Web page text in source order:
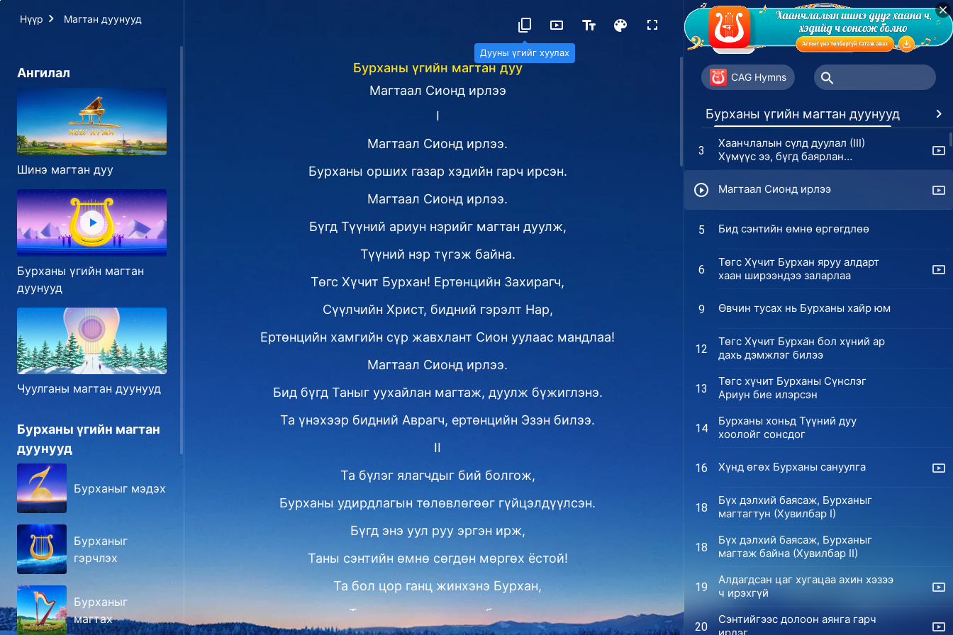
Нүүр Магтан дуунууд
Ангилал
Шинэ магтан дуу
Бурханы үгийн магтан
дуунууд
Чуулганы магтан дуунууд
Бурханы үгийн магтан
дуунууд
Бурханыг мэдэх
Бурханыг
гэрчлэх
Бурханыг
магтах
Бурханы үгийн магтан дуу
Магтаал Сионд ирлээ
I
Магтаал Сионд ирлээ.
Бурханы орших газар хэдийн гарч ирсэн.
Магтаал Сионд ирлээ.
Бүгд Түүний ариун нэрийг магтан дуулж,
Түүний нэр түгэж байна.
Төгс Хүчит Бурхан! Ертөнцийн Захирагч,
Сүүлчийн Христ, бидний гэрэлт Нар,
Ертөнцийн хамгийн сүр жавхлант Сион уулаас мандлаа!
Магтаал Сионд ирлээ.
Бид бүгд Таныг уухайлан магтаж, дуулж бүжиглэнэ.
Та үнэхээр бидний Аврагч, ертөнцийн Эзэн билээ.
II
Та бүлэг ялагчдыг бий болгож,
Бурханы удирдлагын төлөвлөгөөг гүйцэлдүүлсэн.
Бүгд энэ уул руу эргэн ирж,
Таны сэнтийн өмнө сөгдөн мөргөх ёстой!
Та бол цор ганц жинхэнэ Бурхан,
Та алдар суут, эрхэм билээ.
CAG Hymns
Бурханы үгийн магтан дуунууд
1
Хаанчлалын сүлд дуулал (I)
Хаанчлал дэлхий дээр бууж
ирлээ
Бурхан ирлээ, Бурхан бол хаан
3
Хаанчлалын сүлд дуулал (III)
Хүмүүс ээ, бүгд баярлан
хашхирцгаа
Магтаал Сионд ирлээ
5 Бид сэнтийн өмнө өргөгдлөө
6
Төгс Хүчит Бурхан яруу алдарт
хаан ширээндээ заларлаа
9 Өвчин тусах нь Бурханы хайр юм
12
Төгс Хүчит Бурхан бол хүний ар
дахь дэмжлэг билээ
13
Төгс хүчит Бурханы Сүнслэг
Ариун бие илэрсэн
14
Бурханы хоньд Түүний дуу
хоолойг сонсдог
16 Хүнд өгөх Бурханы сануулга
18
Бүх дэлхий баясаж, Бурханыг
магтагтун (Хувилбар I)
18
Бүх дэлхий баясаж, Бурханыг
магтаж байна (Хувилбар II)
19
Алдагдсан цаг хугацаа ахин хэзээ
ч ирэхгүй
20
Сэнтийгээс долоон аянга гарч